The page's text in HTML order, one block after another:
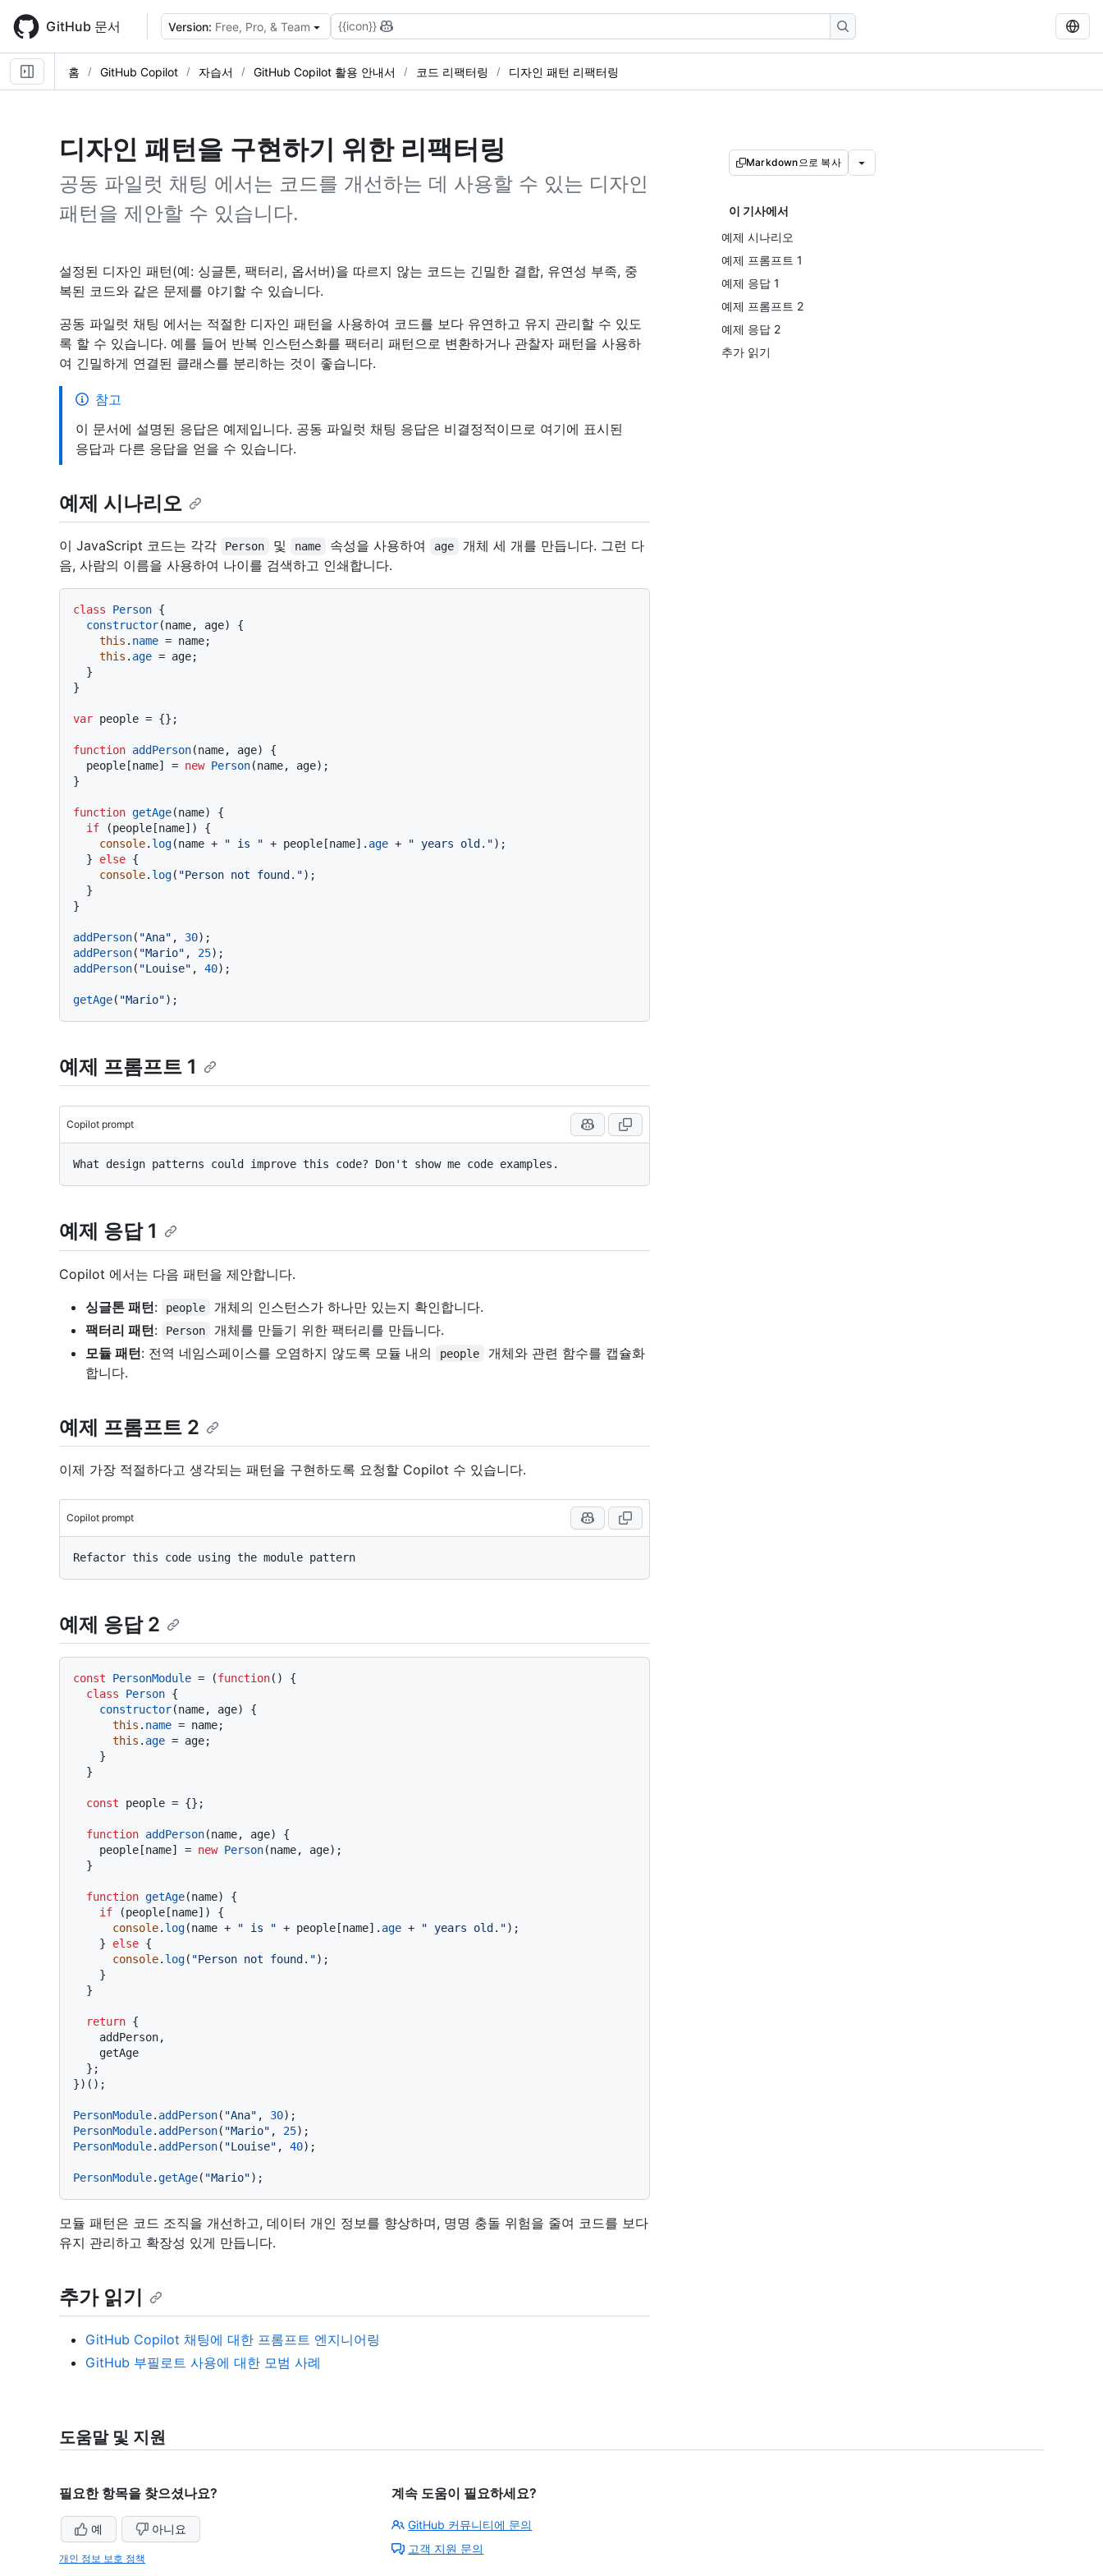
main
content
GitHub 문서 Version: Free, Pro, & Team {{icon}}
홈 GitHub Copilot 자습서 GitHub Copilot 활용 안내서 코드 리팩터링 디자인 패턴 리팩터링
디자인 패턴을 구현하기 위한 리팩터링
공동 파일럿 채팅 에서는 코드를 개선하는 데 사용할 수 있는 디자인
패턴을 제안할 수 있습니다.
Markdown으로 복사
이 기사에서
예제 시나리오
예제 프롬프트 1
예제 응답 1
예제 프롬프트 2
예제 응답 2
추가 읽기
설정된 디자인 패턴(예: 싱글톤, 팩터리, 옵서버)을 따르지 않는 코드는 긴밀한 결합, 유연성 부족, 중
복된 코드와 같은 문제를 야기할 수 있습니다.
공동 파일럿 채팅 에서는 적절한 디자인 패턴을 사용하여 코드를 보다 유연하고 유지 관리할 수 있도
록 할 수 있습니다. 예를 들어 반복 인스턴스화를 팩터리 패턴으로 변환하거나 관찰자 패턴을 사용하
여 긴밀하게 연결된 클래스를 분리하는 것이 좋습니다.
참고
이 문서에 설명된 응답은 예제입니다. 공동 파일럿 채팅 응답은 비결정적이므로 여기에 표시된
응답과 다른 응답을 얻을 수 있습니다.
예제 시나리오
이 JavaScript 코드는 각각 Person 및 name 속성을 사용하여 age
개체 세 개를 만듭니다. 그런 다
음, 사람의 이름을 사용하여 나이를 검색하고 인쇄합니다.
class Person {
constructor(name, age) {
this . name = name;
this . age = age;
}
var people = {};
function addPerson(name, age) {
  people[name] =
new Person(name, age);
}
function getAge(name) {
if (people[name]) {
console. log(name + " is " + people[name]. age + " years old.");
  }
else {
console. log( "Person not found.");
}
addPerson( "Ana" , 30
addPerson( "Mario" , 25
addPerson( "Louise" , 40);
getAge( "Mario"
예제 프롬프트 1
Copilot prompt
예제 응답 1
Copilot 에서는 다음 패턴을 제안합니다.
싱글톤 패턴: people
개체의 인스턴스가 하나만 있는지 확인합니다.
팩터리 패턴: Person
개체를 만들기 위한 팩터리를 만듭니다.
모듈 패턴: 전역 네임스페이스를 오염하지 않도록 모듈 내의 people
개체와 관련 함수를 캡슐화
합니다.
예제 프롬프트 2
이제 가장 적절하다고 생각되는 패턴을 구현하도록 요청할 Copilot 수 있습니다.
Copilot prompt
예제 응답 2
const PersonModule = (function( ) {
class
Person {
constructor(name, age) {
this . name = name;
this . age = age;
const people = {};
function addPerson(name, age) {
    people[name] =
new Person(name, age);
function getAge(name) {
if (people[name]) {
console. log(name + " is " + people[name]. age + " years old.");
    }
else {
console. log( "Person not found.");
return {
})();
PersonModule. addPerson( "Ana" , 30
PersonModule. addPerson( "Mario" , 25
PersonModule. addPerson( "Louise" , 40);
PersonModule.getAge( "Mario"
모듈 패턴은 코드 조직을 개선하고, 데이터 개인 정보를 향상하며, 명명 충돌 위험을 줄여 코드를 보다
유지 관리하고 확장성 있게 만듭니다.
추가 읽기
GitHub Copilot 채팅에 대한 프롬프트 엔지니어링
GitHub 부필로트 사용에 대한 모범 사례
도움말 및 지원
필요한 항목을 찾으셨나요?
예 아니요
개인 정보 보호 정책
계속 도움이 필요하세요?
GitHub 커뮤니티에 문의
고객 지원 문의